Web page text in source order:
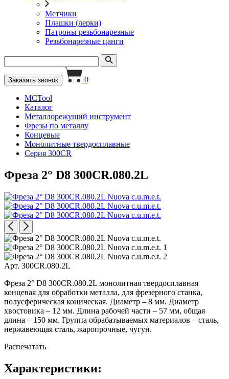
Метчики
Плашки (лерки)
Патроны резьбонарезные
Резьбонарезные цанги
Заказать звонок 0
MCTool
Каталог
Металлорежущий инструмент
Фрезы по металлу
Концевые
Монолитные твердосплавные
Серия 300CR
Фреза 2° D8 300CR.080.2L
Арт. 300CR.080.2L
Фреза 2° D8 300CR.080.2L монолитная твердосплавная
концевая для обработки металла, для фрезерного станка,
полусферическая коническая. Диаметр – 8 мм. Диаметр
хвостовика – 12 мм. Длина рабочей части – 57 мм, общая
длина – 150 мм. Группа обрабатываемых материалов – сталь,
нержавеющая сталь, жаропрочные, чугун.
Распечатать
Характеристики: